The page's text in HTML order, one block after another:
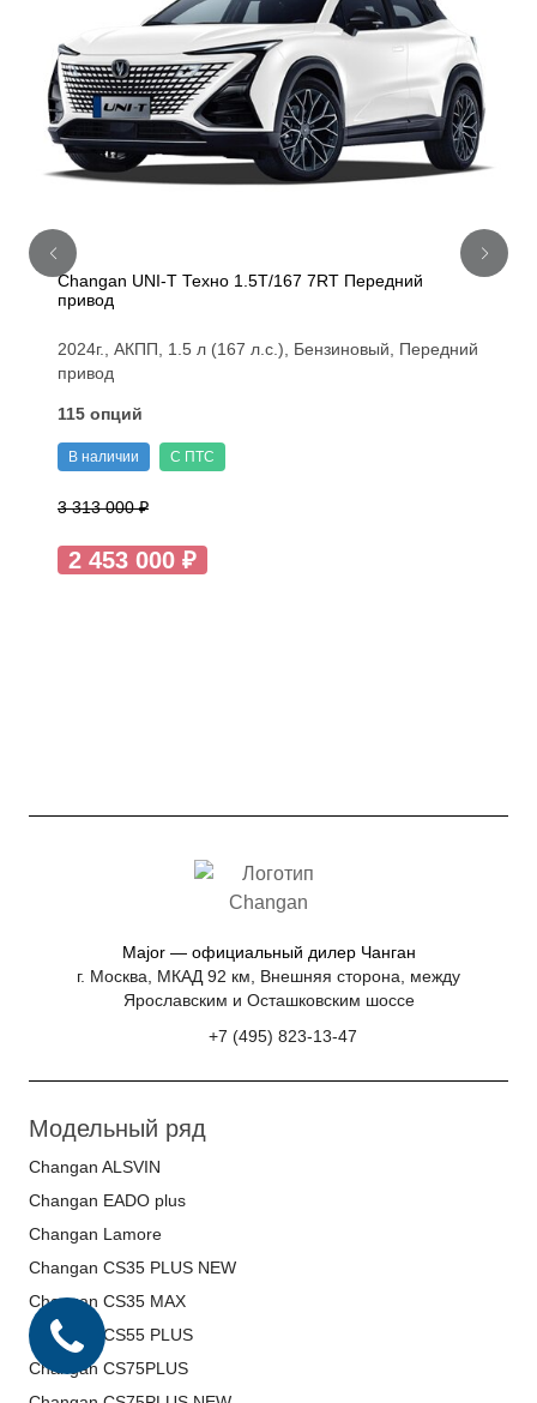
Changan UNI-T Техно 1.5T/167 7RT Передний
привод
2024г., АКПП, 1.5 л (167 л.с.), Бензиновый, Передний
привод
115 опций
В наличии С ПТС
3 313 000 ₽
2 453 000 ₽
Major — официальный дилер Чанган
г. Москва, МКАД 92 км, Внешняя сторона, между
Ярославским и Осташковским шоссе
+7 (495) 823-13-47
Модельный ряд
Changan ALSVIN
Changan EADO plus
Changan Lamore
Changan CS35 PLUS NEW
Changan CS35 MAX
Changan CS55 PLUS
Changan CS75PLUS